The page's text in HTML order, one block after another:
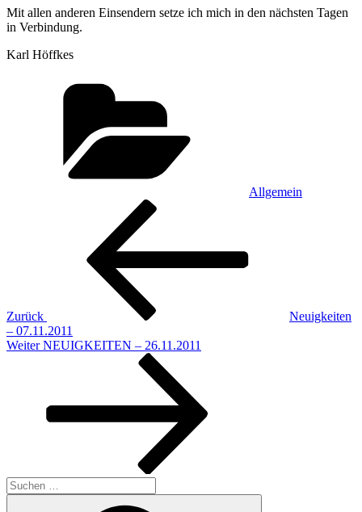
Mit allen anderen Einsendern setze ich mich in den nächsten Tagen
in Verbindung.
Karl Höffkes
Allgemein
Beitragsnavigation
Zurück
Neuigkeiten
– 07.11.2011
Nächster
Weiter NEUIGKEITEN – 26.11.2011
Suchen
nach: